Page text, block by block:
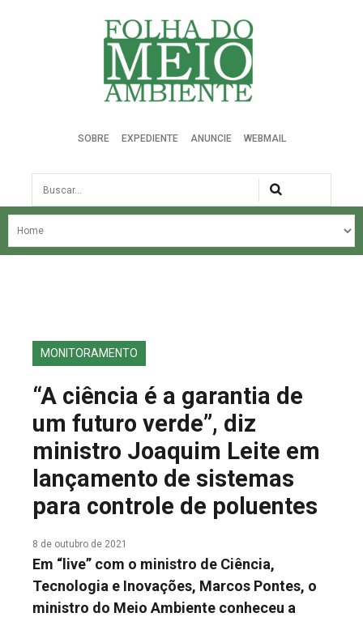
Folha do Meio Ambiente
SOBRE EXPEDIENTE ANUNCIE WEBMAIL
Busca
NOSSA HISTÓRIA
EDIÇÕES ANTERIORES
FALE CONOSCO
MONITORAMENTO
“A ciência é a garantia de
um futuro verde”, diz
ministro Joaquim Leite em
lançamento de sistemas
para controle de poluentes
8 de outubro de 2021
Em “live” com o ministro de Ciência,
Tecnologia e Inovações, Marcos Pontes, o
ministro do Meio Ambiente conheceu a